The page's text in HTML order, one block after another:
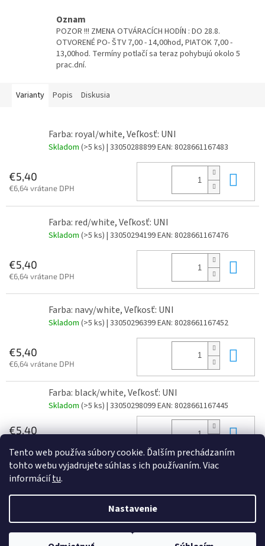
Tento web používa súbory cookie. Ďalším prechádzaním
tohto webu vyjadrujete súhlas s ich používaním. Viac
informáciítu.
Nastavenie
Oznam
POZOR !!! ZMENA OTVÁRACÍCH HODÍN : DO 28.8.
OTVORENÉ PO- ŠTV 7,00 - 14,00hod, PIATOK 7,00 -
13,00hod. Termíny potlačí sa teraz pohybujú okolo 5
prac.dní.
Varianty Popis Diskusia
Farba: royal/white, Veľkosť: UNI
Skladom (>5 ks) | 33050288899EAN: 8028661167483
€5,40
€6,64 vrátane DPH
Farba: red/white, Veľkosť: UNI
Skladom (>5 ks) | 33050294199EAN: 8028661167476
€5,40
€6,64 vrátane DPH
Farba: navy/white, Veľkosť: UNI
Skladom (>5 ks) | 33050296399EAN: 8028661167452
€5,40
€6,64 vrátane DPH
Farba: black/white, Veľkosť: UNI
Skladom (>5 ks) | 33050298099EAN: 8028661167445
€5,40 Do
Vytvoril Shoptet